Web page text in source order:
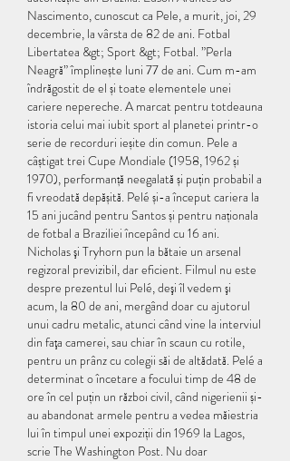
Nascimento, cunoscut ca Pele, a murit, joi, 29
decembrie, la vârsta de 82 de ani. Fotbal
Libertatea &gt; Sport &gt; Fotbal. ”Perla
Neagră” împlinește luni 77 de ani. Cum m-am
îndrăgostit de el și toate elementele unei
cariere nepereche. A marcat pentru totdeauna
istoria celui mai iubit sport al planetei printr-o
serie de recorduri ieșite din comun. Pele a
câștigat trei Cupe Mondiale (1958, 1962 și
1970), performanță neegalată și puțin probabil a
fi vreodată depășită. Pelé și-a început cariera la
15 ani jucând pentru Santos și pentru naționala
de fotbal a Braziliei începând cu 16 ani.
Nicholas şi Tryhorn pun la bătaie un arsenal
regizoral previzibil, dar eficient. Filmul nu este
despre prezentul lui Pelé, deşi îl vedem şi
acum, la 80 de ani, mergând doar cu ajutorul
unui cadru metalic, atunci când vine la interviul
din faţa camerei, sau chiar în scaun cu rotile,
pentru un prânz cu colegii săi de altădată. Pelé a
determinat o încetare a focului timp de 48 de
ore în cel puțin un război civil, când nigerienii și-
au abandonat armele pentru a vedea măiestria
lui în timpul unei expoziții din 1969 la Lagos,
scrie The Washington Post. Nu doar